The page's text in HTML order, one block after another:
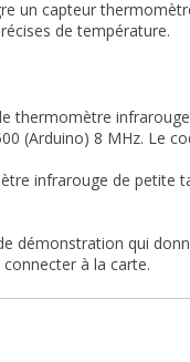
un capteur
de température.
thermomètre infrarouge
(Arduino) 8 MHz. Le
infrarouge de petite
démonstration qui
à la carte.